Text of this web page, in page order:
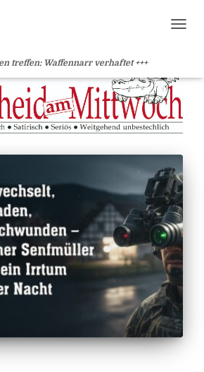
treffen: Waffennarr verhaftet +++